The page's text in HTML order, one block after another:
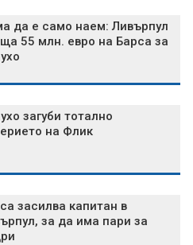
да е само наем: Ливърпул
55 млн. евро на Барса за
загуби тотално
на Флик
засилва капитан в
за да има пари за